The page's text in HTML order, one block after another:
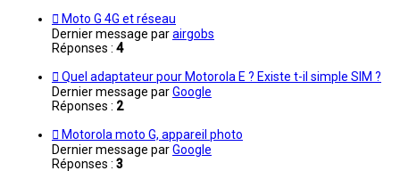
Moto G 4G et réseau
Dernier message parairgobs
Réponses : 4
Quel adaptateur pour Motorola E ? Existe t-il simple SIM ?
Dernier message parGoogle
Réponses : 2
Motorola moto G, appareil photo
Dernier message parGoogle
Réponses : 3